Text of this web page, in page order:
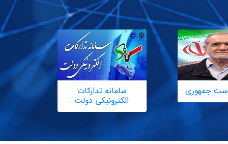
جمهوری سامانه تدارکات
الکترونیکی دولت